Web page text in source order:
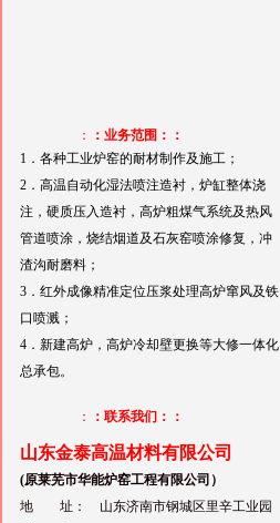
：
：业务范围：：
1．各种工业炉窑的耐材制作及施工；
2．高温自动化湿法喷注造衬，炉缸整体浇
注，硬质压入造衬，高炉粗煤气系统及热风
管道喷涂，烧结烟道及石灰窑喷涂修复，冲
渣沟耐磨料；
3．红外成像精准定位压浆处理高炉窜风及铁
口喷溅；
4．新建高炉，高炉冷却壁更换等大修一体化
总承包。
： ：联系我们：：
山东金泰高温材料有限公司
(原莱芜市华能炉窑工程有限公司）
地 址： 山东济南市钢城区里辛工业园